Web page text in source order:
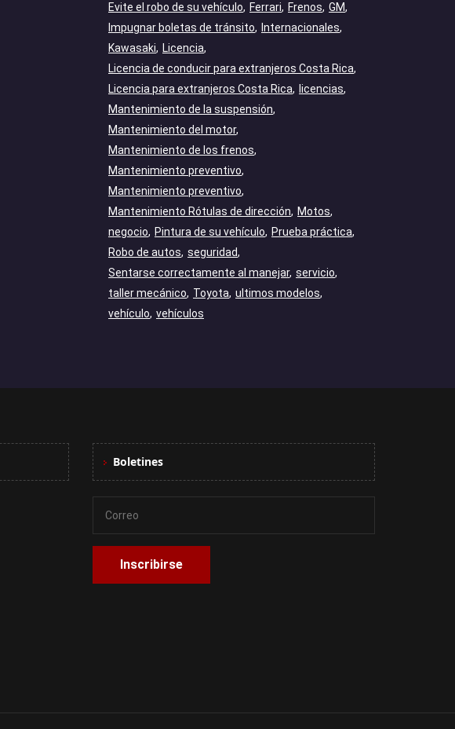
Evite el robo de su vehículo
Ferrari Frenos GM
Impugnar boletas de tránsito
Internacionales
Kawasaki
Licencia
Licencia de conducir para extranjeros Costa Rica
Licencia para extranjeros Costa Rica
licencias
Mantenimiento de la suspensión
Mantenimiento del motor
Mantenimiento de los frenos
Mantenimiento preventivo
Mantenimiento preventivo
Mantenimiento Rótulas de dirección
Motos
negocio
Pintura de su vehículo
Prueba práctica
Robo de autos seguridad
Sentarse correctamente al manejar servicio
taller mecánico
Toyota ultimos modelos
vehículo vehículos
Boletines